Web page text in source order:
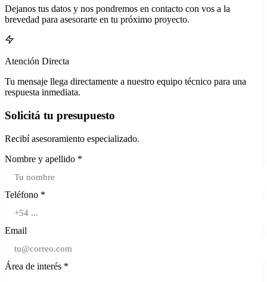
Dejanos tus datos y nos pondremos en contacto con vos a la
brevedad para asesorarte en tu próximo proyecto.
Atención Directa
Tu mensaje llega directamente a nuestro equipo técnico para una
respuesta inmediata.
Solicitá tu presupuesto
Recibí asesoramiento especializado.
Nombre y apellido *
Teléfono *
Email
Área de interés *